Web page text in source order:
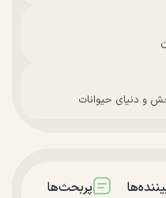
و دنیای حیوانات
پربحث‌ها